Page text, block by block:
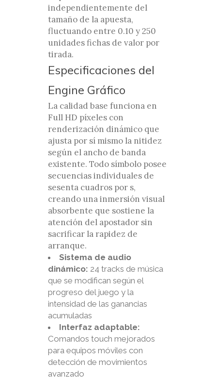
independientemente del
tamaño de la apuesta,
fluctuando entre 0.10 y 250
unidades fichas de valor por
tirada.
Especificaciones del
Engine Gráfico
La calidad base funciona en
Full HD píxeles con
renderización dinámico que
ajusta por sí mismo la nitidez
según el ancho de banda
existente. Todo símbolo posee
secuencias individuales de
sesenta cuadros por s,
creando una inmersión visual
absorbente que sostiene la
atención del apostador sin
sacrificar la rapidez de
arranque.
Sistema de audio
dinámico: 24 tracks de música
que se modifican según el
progreso del juego y la
intensidad de las ganancias
acumuladas
Interfaz adaptable:
Comandos touch mejorados
para equipos móviles con
detección de movimientos
avanzado